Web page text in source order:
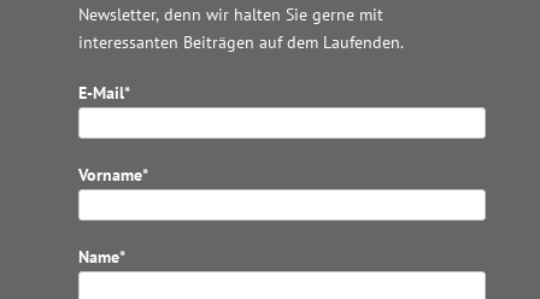
Newsletter, denn wir halten Sie gerne mit
interessanten Beiträgen auf dem Laufenden.
E-Mail*
Vorname*
Name*